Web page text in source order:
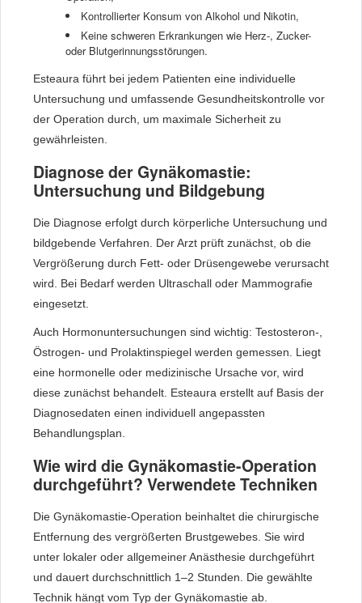
Kontrollierter Konsum von Alkohol und Nikotin,
Keine schweren Erkrankungen wie Herz-, Zucker-
oder Blutgerinnungsstörungen.
Esteaura führt bei jedem Patienten eine individuelle
Untersuchung und umfassende Gesundheitskontrolle vor
der Operation durch, um maximale Sicherheit zu
gewährleisten.
Diagnose der Gynäkomastie:
Untersuchung und Bildgebung
Die Diagnose erfolgt durch körperliche Untersuchung und
bildgebende Verfahren. Der Arzt prüft zunächst, ob die
Vergrößerung durch Fett- oder Drüsengewebe verursacht
wird. Bei Bedarf werden Ultraschall oder Mammografie
eingesetzt.
Auch Hormonuntersuchungen sind wichtig: Testosteron-,
Östrogen- und Prolaktinspiegel werden gemessen. Liegt
eine hormonelle oder medizinische Ursache vor, wird
diese zunächst behandelt. Esteaura erstellt auf Basis der
Diagnosedaten einen individuell angepassten
Behandlungsplan.
Wie wird die Gynäkomastie-Operation
durchgeführt? Verwendete Techniken
Die Gynäkomastie-Operation beinhaltet die chirurgische
Entfernung des vergrößerten Brustgewebes. Sie wird
unter lokaler oder allgemeiner Anästhesie durchgeführt
und dauert durchschnittlich 1–2 Stunden. Die gewählte
Technik hängt vom Typ der Gynäkomastie ab.